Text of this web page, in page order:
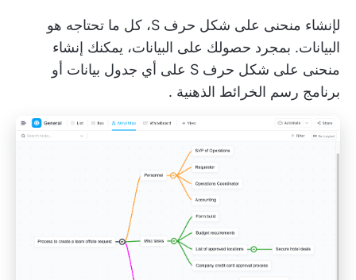
لإنشاء منحنى على شكل حرف S، كل ما تحتاجه هو
البيانات. بمجرد حصولك على البيانات، يمكنك إنشاء
منحنى على شكل حرف S على أي جدول بيانات أو
برنامج رسم الخرائط الذهنية .